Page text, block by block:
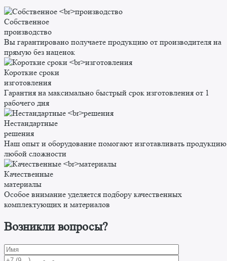
Собственное
производство
Вы гарантировано получаете продукцию от производителя на
прямую без наценок
Короткие сроки
изготовления
Гарантия на максимально быстрый срок изготовления от 1
рабочего дня
Нестандартные
решения
Наш опыт и оборудование помогают изготавливать продукцию
любой сложности
Качественные
материалы
Особое внимание уделяется подбору качественных
комплектующих и материалов
Возникли вопросы?